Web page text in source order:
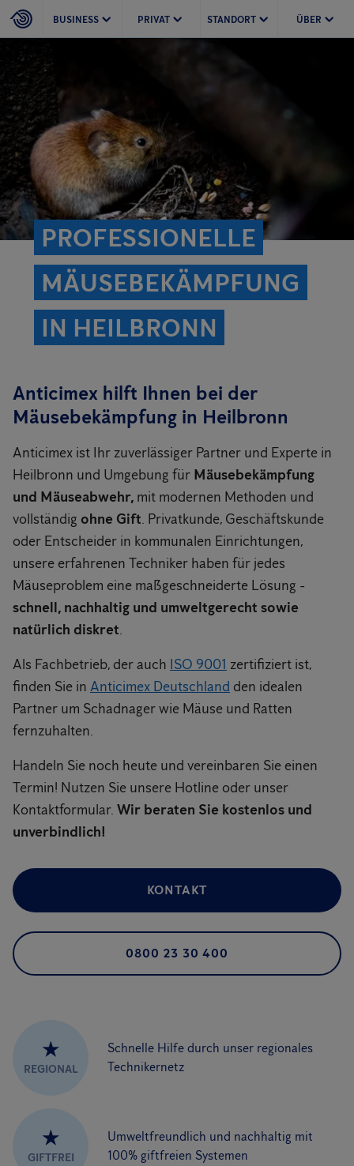
BUSINESS PRIVAT STANDORT ÜBER
PROFESSIONELLE
MÄUSEBEKÄMPFUNG
IN HEILBRONN
Anticimex hilft Ihnen bei der
Mäusebekämpfung in Heilbronn
Anticimex ist Ihr zuverlässiger Partner und Experte in
Heilbronn und Umgebung für Mäusebekämpfung
und Mäuseabwehr, mit modernen Methoden und
vollständig ohne Gift. Privatkunde, Geschäftskunde
oder Entscheider in kommunalen Einrichtungen,
unsere erfahrenen Techniker haben für jedes
Mäuseproblem eine maßgeschneiderte Lösung -
schnell, nachhaltig und umweltgerecht sowie
natürlich diskret.
Als Fachbetrieb, der auch ISO 9001 zertifiziert ist,
finden Sie in Anticimex Deutschland den idealen
Partner um Schadnager wie Mäuse und Ratten
fernzuhalten.
Handeln Sie noch heute und vereinbaren Sie einen
Termin! Nutzen Sie unsere Hotline oder unser
Kontaktformular. Wir beraten Sie kostenlos und
unverbindlich!
KONTAKT
0800 23 30 400
★
REGIONAL
Schnelle Hilfe durch unser regionales
Technikernetz
★
GIFTFREI
Umweltfreundlich und nachhaltig mit
100% giftfreien Systemen